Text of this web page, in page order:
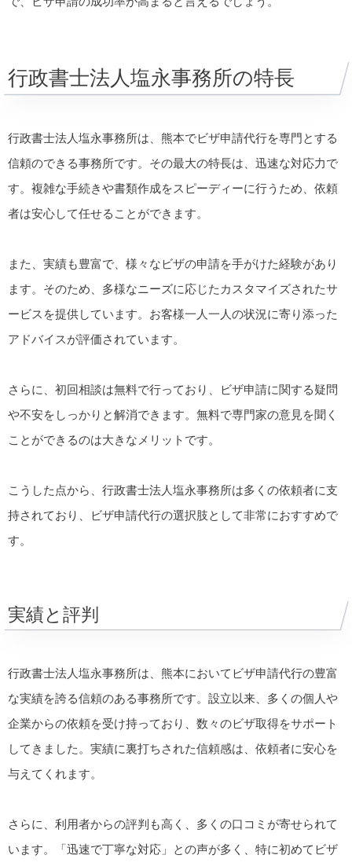
行政書士法人塩永事務所の特長
行政書士法人塩永事務所は、熊本でビザ申請代行を専門とする
信頼のできる事務所です。その最大の特長は、迅速な対応力で
す。複雑な手続きや書類作成をスピーディーに行うため、依頼
者は安心して任せることができます。
また、実績も豊富で、様々なビザの申請を手がけた経験があり
ます。そのため、多様なニーズに応じたカスタマイズされたサ
ービスを提供しています。お客様一人一人の状況に寄り添った
アドバイスが評価されています。
さらに、初回相談は無料で行っており、ビザ申請に関する疑問
や不安をしっかりと解消できます。無料で専門家の意見を聞く
ことができるのは大きなメリットです。
こうした点から、行政書士法人塩永事務所は多くの依頼者に支
持されており、ビザ申請代行の選択肢として非常におすすめで
す。
実績と評判
行政書士法人塩永事務所は、熊本においてビザ申請代行の豊富
な実績を誇る信頼のある事務所です。設立以来、多くの個人や
企業からの依頼を受け持っており、数々のビザ取得をサポート
してきました。実績に裏打ちされた信頼感は、依頼者に安心を
与えてくれます。
さらに、利用者からの評判も高く、多くの口コミが寄せられて
います。「迅速で丁寧な対応」との声が多く、特に初めてビザ